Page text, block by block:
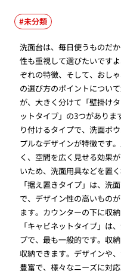
未分類
洗面台は、毎日使うものだ
性も重視して選びたいです
ぞれの特徴、そして、おし
の選び方のポイントについ
が、大きく分けて「壁掛け
ットタイプ」の3つがあり
り付けるタイプで、洗面ボ
プルなデザインが特徴です
く、空間を広く見せる効果
いため、洗面用具などを置
「据え置きタイプ」は、洗
で、デザイン性の高いもの
ます。カウンターの下に収
「キャビネットタイプ」は
プで、最も一般的です。収
収納できます。デザインや
豊富で、様々なニーズに対